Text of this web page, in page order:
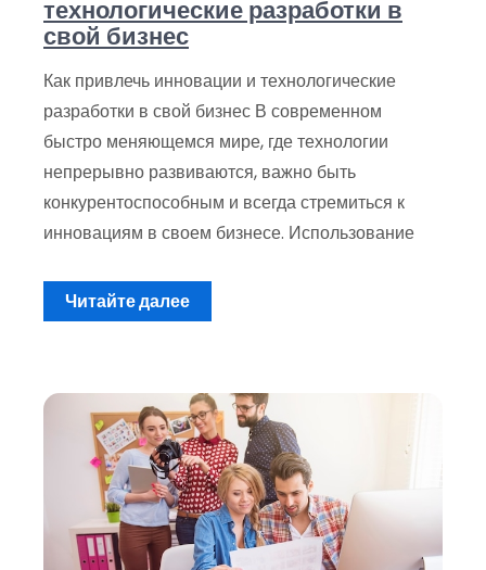
технологические разработки в
свой бизнес
Как привлечь инновации и технологические
разработки в свой бизнес В современном
быстро меняющемся мире, где технологии
непрерывно развиваются, важно быть
конкурентоспособным и всегда стремиться к
инновациям в своем бизнесе. Использование
Читайте далее